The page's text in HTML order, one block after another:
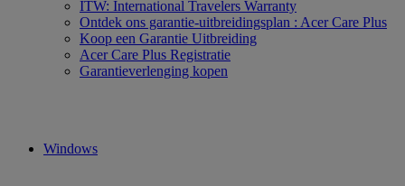
ITW: International Travelers Warranty
Ontdek ons garantie-uitbreidingsplan : Acer Care Plus
Koop een Garantie Uitbreiding
Acer Care Plus Registratie
Garantieverlenging kopen
Windows